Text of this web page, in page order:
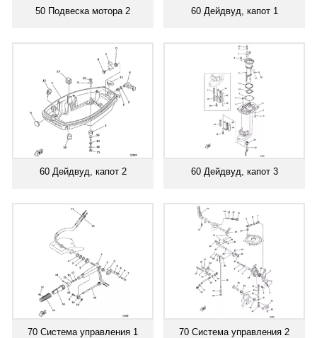
50 Подвеска мотора 2 60 Дейдвуд, капот 1
60 Дейдвуд, капот 2 60 Дейдвуд, капот 3
70 Система управления 1 70 Система управления 2